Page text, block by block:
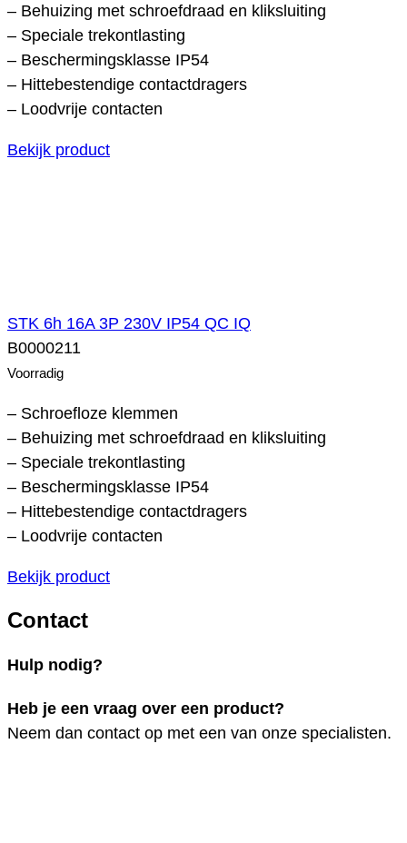
– Behuizing met schroefdraad en kliksluiting
– Speciale trekontlasting
– Beschermingsklasse IP54
– Hittebestendige contactdragers
– Loodvrije contacten
Bekijk product
STK 6h 16A 3P 230V IP54 QC IQ
B0000211
Voorradig
– Schroefloze klemmen
– Behuizing met schroefdraad en kliksluiting
– Speciale trekontlasting
– Beschermingsklasse IP54
– Hittebestendige contactdragers
– Loodvrije contacten
Bekijk product
Contact
Hulp nodig?
Heb je een vraag over een product?
Neem dan contact op met een van onze specialisten.